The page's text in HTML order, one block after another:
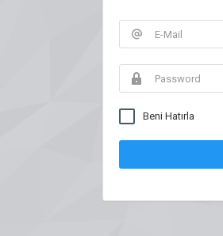
Beni Hatırla